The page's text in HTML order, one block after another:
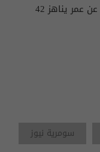
وفاة فنان مصري عن عمر يناهز 42
سومرية نيوز